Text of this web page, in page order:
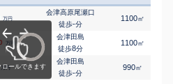
万円
会津高原尾瀬口
徒歩-分
1100㎡
万円
会津田島
徒歩8分
1100㎡
万円
会津田島
徒歩-分
990㎡